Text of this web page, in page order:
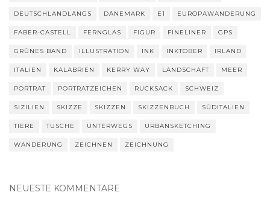
DEUTSCHLANDLÄNGS DÄNEMARK E1 EUROPAWANDERUNG
FABER-CASTELL FERNGLAS FIGUR FINELINER GPS
GRÜNES BAND ILLUSTRATION INK INKTOBER IRLAND
ITALIEN KALABRIEN KERRY WAY LANDSCHAFT MEER
PORTRÄT PORTRÄTZEICHEN RUCKSACK SCHWEIZ
SIZILIEN SKIZZE SKIZZEN SKIZZENBUCH SÜDITALIEN
TIERE TUSCHE UNTERWEGS URBANSKETCHING
WANDERUNG ZEICHNEN ZEICHNUNG
NEUESTE KOMMENTARE